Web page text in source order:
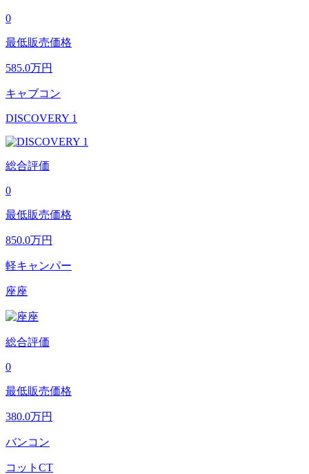
0
最低販売価格
585.0万円
キャブコン
DISCOVERY 1
総合評価
0
最低販売価格
850.0万円
軽キャンパー
座座
総合評価
0
最低販売価格
380.0万円
バンコン
コットCT